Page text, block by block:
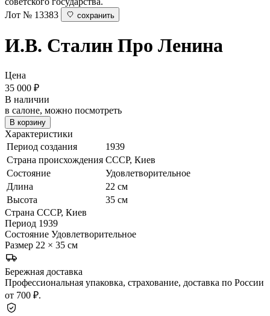
Лот № 13383
сохранить
И.В. Сталин Про Ленина
Цена
35 000 ₽
В наличии
в салоне, можно посмотреть
В корзину
Характеристики
Период создания
1939
Страна происхождения СССР, Киев
Состояние
Удовлетворительное
Длина
22 см
Высота
35 см
Страна СССР, Киев
Период 1939
Состояние Удовлетворительное
Размер 22 × 35 см
Бережная доставка
Профессиональная упаковка, страхование, доставка по России
от 700 ₽.